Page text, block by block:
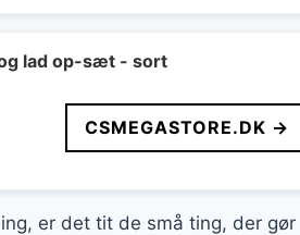
lad op-sæt - sort
CSMEGASTORE.DK →
er det tit de små ting, der gør